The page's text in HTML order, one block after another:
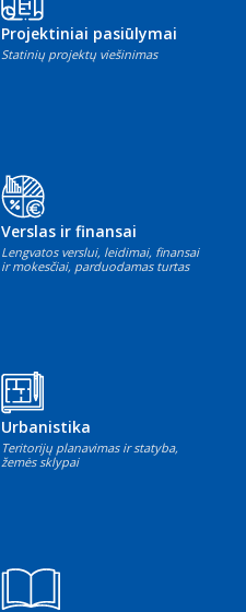
Projektiniai pasiūlymai
Statinių projektų viešinimas
Verslas ir finansai
Lengvatos verslui, leidimai, finansai
ir mokesčiai, parduodamas turtas
Urbanistika
Teritorijų planavimas ir statyba,
žemės sklypai